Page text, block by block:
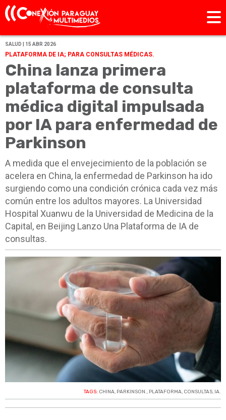
SALUD | 15 ABR 2026
PLATAFORMA DE IA; PARA CONSULTAS MÉDICAS.
China lanza primera
plataforma de consulta
médica digital impulsada
por IA para enfermedad de
Parkinson
A medida que el envejecimiento de la población se
acelera en China, la enfermedad de Parkinson ha ido
surgiendo como una condición crónica cada vez más
común entre los adultos mayores. La Universidad
Hospital Xuanwu de la Universidad de Medicina de la
Capital, en Beijing Lanzo Una Plataforma de IA de
consultas.
TAGS: CHINA, PARKINSON., PLATAFORMA, CONSULTAS, IA.